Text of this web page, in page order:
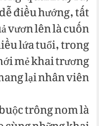
điều hướng, tất
vươn lên là cuốn
lứa tuổi, trong
mẻ khai trương
lại nhân viên.
trông nom là